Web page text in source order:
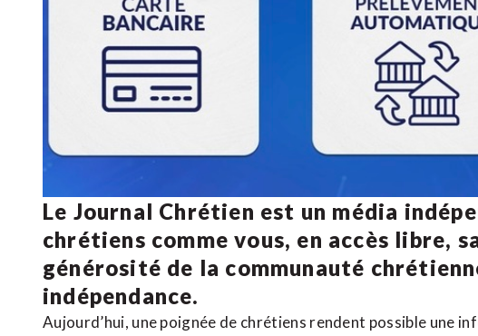
Le Journal Chrétien est un média
chrétiens comme vous, en accès libre,
générosité de la communauté
indépendance.
Aujourd’hui, une poignée de chrétiens rendent possible une